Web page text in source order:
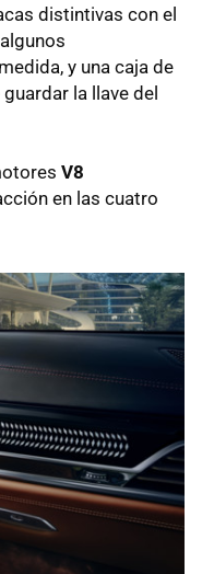
distintivas con el
y una caja de
la llave del
V8
en las cuatro